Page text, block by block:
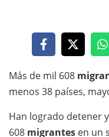
Más de mil 608
menos 38 países,
Han logrado detener
608 migrantes en un